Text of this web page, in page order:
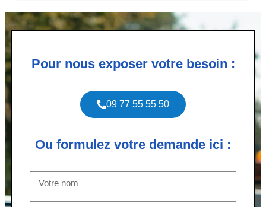
Pour nous exposer votre besoin :
09 77 55 55 50
Ou formulez votre demande ici :